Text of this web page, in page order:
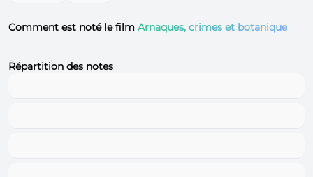
Comment est noté le film Arnaques, crimes et botanique
Répartition des notes